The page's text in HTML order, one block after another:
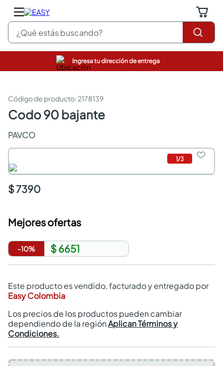
¿Qué estás buscando?
Ingresa tu dirección de entrega
: 2178139
codo 90 bajante
PAVCO
1/3
$ 7390
Mejores ofertas
-10% $ 6651
Este producto es vendido, facturado y entregado por
Easy Colombia
Los precios de los productos pueden cambiar
dependiendo de la regiónAplican Términos y
Condiciones.
closet
sanitarios
comedor
pisos
comedores
armarios closet
neveras